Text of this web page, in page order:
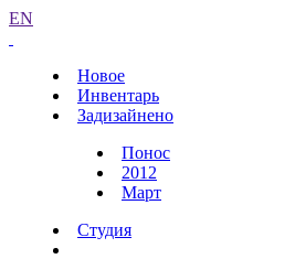
EN
Новое
Инвентарь
Задизайнено
Понос
2012
Март
Студия